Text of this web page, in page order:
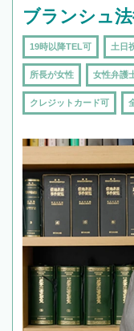
ブランシュ
19時以降TEL可 土日
所長が女性 女性弁護
クレジットカード可